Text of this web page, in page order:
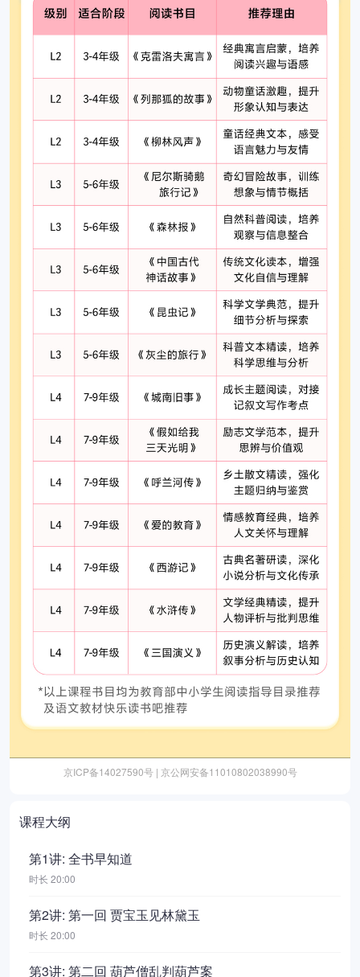
京ICP备14027590号 | 京公网安备11010802038990号
课程大纲
第1讲: 全书早知道
时长 20:00
第2讲: 第一回 贾宝玉见林黛玉
时长 20:00
第3讲: 第二回 葫芦僧乱判葫芦案